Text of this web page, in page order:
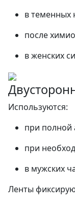
в теменных
после
в женских
Используются:
при полной
при
в мужских
Ленты